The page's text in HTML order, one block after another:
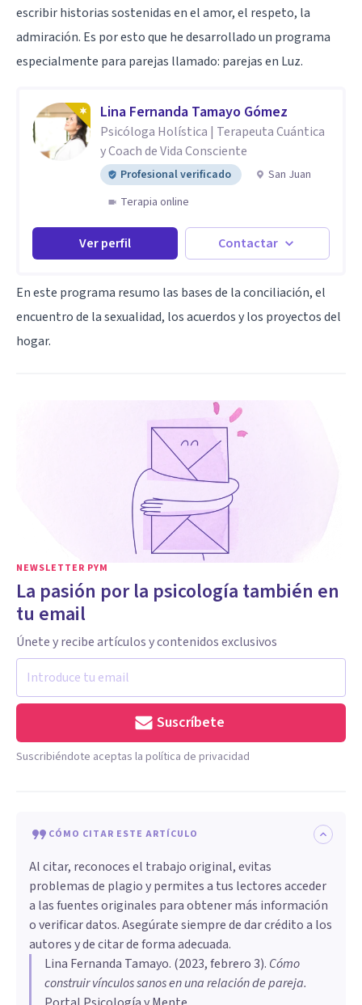
escribir historias sostenidas en el amor, el respeto, la
admiración. Es por esto que he desarrollado un programa
especialmente para parejas llamado: parejas en Luz.
Lina Fernanda Tamayo Gómez
Psicóloga Holística | Terapeuta Cuántica
y Coach de Vida Consciente
Profesional verificado
San Juan
Terapia online
Ver perfil Contactar
En este programa resumo las bases de la conciliación, el
encuentro de la sexualidad, los acuerdos y los proyectos del
hogar.
NEWSLETTER PYM
La pasión por la psicología también en
tu email
Únete y recibe artículos y contenidos exclusivos
Suscríbete
Suscribiéndote aceptas la política de privacidad
CÓMO CITAR ESTE ARTÍCULO
Al citar, reconoces el trabajo original, evitas
problemas de plagio y permites a tus lectores acceder
a las fuentes originales para obtener más información
o verificar datos. Asegúrate siempre de dar crédito a los
autores y de citar de forma adecuada.
Lina Fernanda Tamayo. (2023, febrero 3). Cómo
construir vínculos sanos en una relación de pareja.